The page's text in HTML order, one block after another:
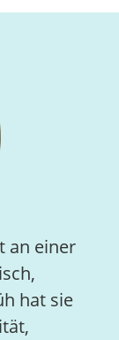
an einer
hat sie